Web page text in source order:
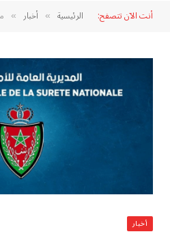
أنت الآن تتصفح: الرئيسية » أخبار »
أخبار